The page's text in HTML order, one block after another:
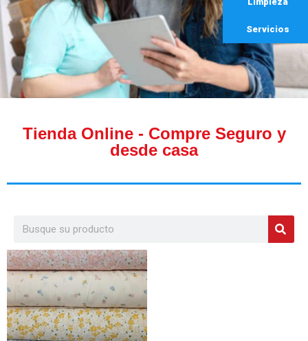
Servicios
Tienda Online - Compre Seguro y
desde casa